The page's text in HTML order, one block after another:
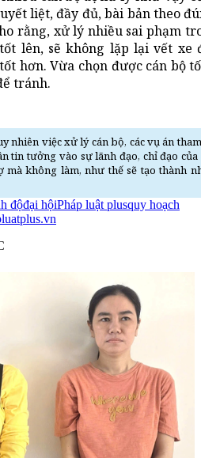
liệt, đầy đủ, bài bản theo
rằng, xử lý nhiều sai phạm
lên, sẽ không lặp lại vết xe
hơn. Vừa chọn được cán bộ
tránh.
nhiên việc xử lý cán bộ, các vụ án
tin tưởng vào sự lãnh đạo, chỉ đạo
mà không làm, như thế sẽ tạo thành
độđại hộiPháp luật plusquy hoạch